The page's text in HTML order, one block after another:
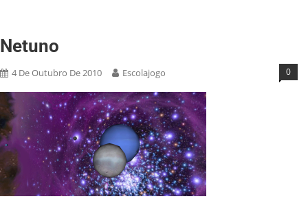
Netuno
4 De Outubro De 2010 Escolajogo 0